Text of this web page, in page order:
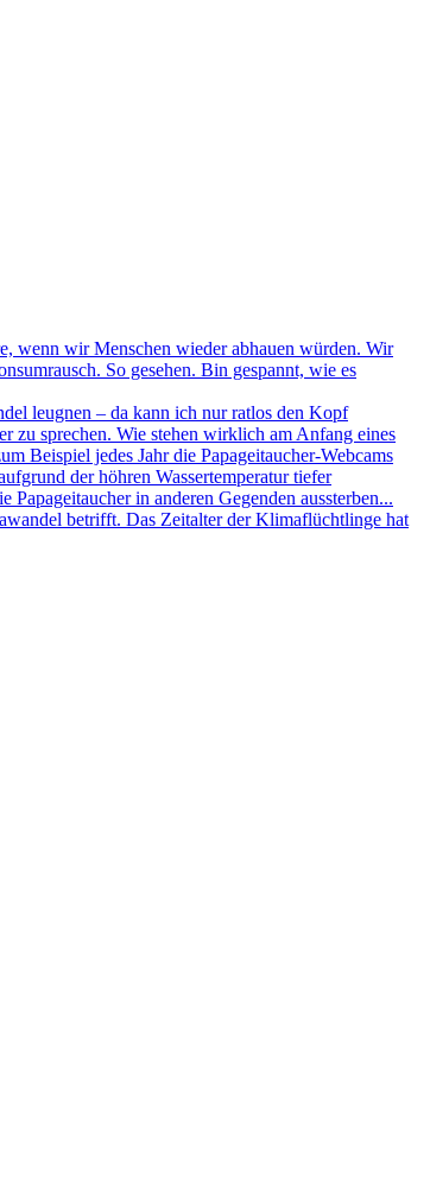
wenn wir Menschen wieder abhauen würden. Wir
So gesehen. Bin gespannt, wie es
leugnen – da kann ich nur ratlos den Kopf
zu sprechen. Wie stehen wirklich am Anfang eines
Beispiel jedes Jahr die Papageitaucher-Webcams
der höhren Wassertemperatur tiefer
in anderen Gegenden aussterben...
betrifft. Das Zeitalter der Klimaflüchtlinge hat